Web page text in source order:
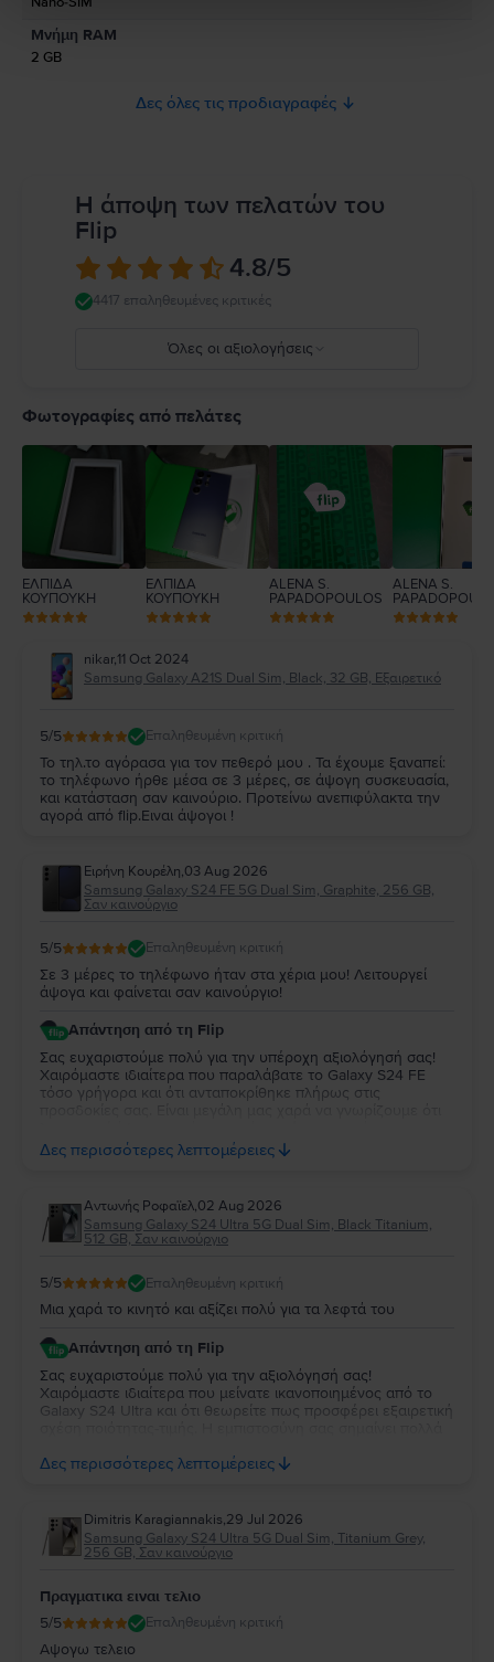
Μνήμη RAM
2 GB
Δες όλες τις προδιαγραφές
Η άποψη των πελατών του
Flip
4.8/5
4417 επαληθευμένες κριτικές
Όλες οι αξιολογήσεις
4
Φωτογραφίες από πελάτες
ΕΛΠΙΔΑ
ΚΟΥΠΟΥΚΗ
ΕΛΠΙΔΑ
ΚΟΥΠΟΥΚΗ
ALENA S.
PAPADOPOULOS
ALENA S.
nikar,11 Oct 2024
Samsung Galaxy A21S Dual Sim, Black, 32 GB, Εξαιρετικό
5/5 Επαληθευμένη κριτική
Το τηλ.το αγόρασα για τον πεθερό μου . Τα έχουμε ξαναπεί:
το τηλέφωνο ήρθε μέσα σε 3 μέρες, σε άψογη συσκευασία,
και κατάσταση σαν καινούριο. Προτείνω ανεπιφύλακτα την
αγορά από flip.Ειναι άψογοι !
Ειρήνη Κουρέλη,03 Aug 2026
Samsung Galaxy S24 FE 5G Dual Sim, Graphite, 256 GB,
Σαν καινούργιο
5/5 Επαληθευμένη κριτική
Σε 3 μέρες το τηλέφωνο ήταν στα χέρια μου! Λειτουργεί
άψογα και φαίνεται σαν καινούργιο!
Απάντηση από τη Flip
Σας ευχαριστούμε πολύ για την υπέροχη αξιολόγησή σας!
Χαιρόμαστε ιδιαίτερα που παραλάβατε το Galaxy S24 FE
τόσο γρήγορα και ότι ανταποκρίθηκε πλήρως στις
απόλυτα ικανοποιημένη. Σας ευχαριστούμε για την
εμπιστοσύνη σας και σας ευχόμαστε να χαρείτε τη νέα σας
Δες περισσότερες λεπτομέρειες
Aντωνής Ροφαϊελ,02 Aug 2026
Samsung Galaxy S24 Ultra 5G Dual Sim, Black Titanium,
512 GB, Σαν καινούργιο
5/5 Επαληθευμένη κριτική
Μια χαρά το κινητό και αξίζει πολύ για τα λεφτά του
Απάντηση από τη Flip
Σας ευχαριστούμε πολύ για την αξιολόγησή σας!
Χαιρόμαστε ιδιαίτερα που μείνατε ικανοποιημένος από το
Galaxy S24 Ultra και ότι θεωρείτε πως προσφέρει εξαιρετική
σας εξυπηρετήσουμε ξανά στο μέλλον!
Δες περισσότερες λεπτομέρειες
Dimitris Karagiannakis,29 Jul 2026
Samsung Galaxy S24 Ultra 5G Dual Sim, Titanium Grey,
256 GB, Σαν καινούργιο
Πραγματικα ειναι τελιο
5/5 Επαληθευμένη κριτική
Αψογω τελειο